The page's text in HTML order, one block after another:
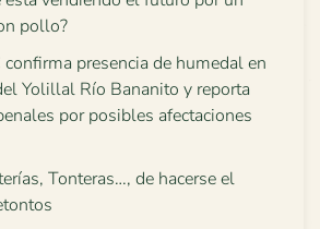
pollo?
presencia de humedal en
Yolillal Río Bananito y reporta
por posibles afectaciones
Tonteras…, de hacerse el